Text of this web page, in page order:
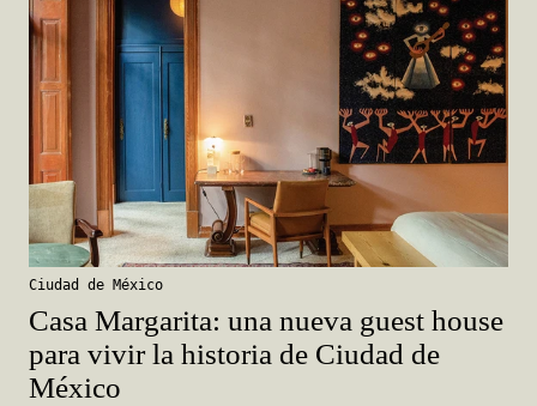
Ciudad de México
Casa Margarita: una nueva guest house
para vivir la historia de Ciudad de
México